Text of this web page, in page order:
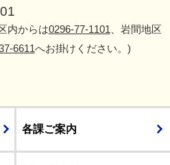
内からは0296-77-1101 、岩間地区
6611へお掛けください。)
各課ご案内